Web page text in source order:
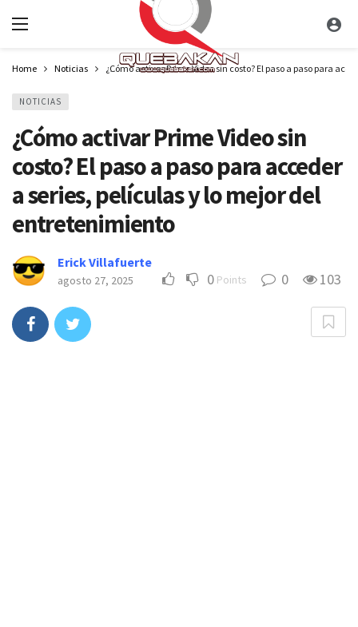
Home Noticias ¿Cómo activar Prime Video sin costo? El paso a paso para
NOTICIAS
¿Cómo activar Prime Video sin
costo? El paso a paso para acceder
a series, películas y lo mejor del
entretenimiento
Erick Villafuerte
agosto 27, 2025 0 Points 0 103